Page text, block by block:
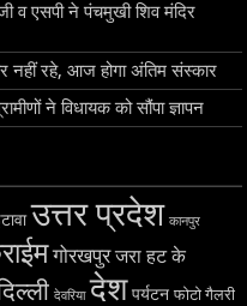
व एसपी ने पंचमुखी शिव मंदिर
नहीं रहे, आज होगा अंतिम संस्कार
ने विधायक को सौंपा ज्ञापन
उत्तर प्रदेश कानपुर
गोरखपुर जरा हट के
देवरिया देश पर्यटन फोटो गैलरी